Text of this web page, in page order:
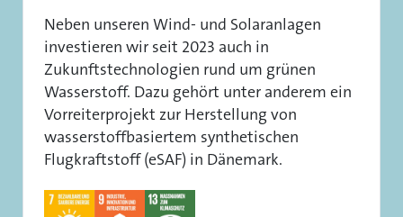
Neben unseren Wind- und Solaranlagen
investieren wir seit 2023 auch in
Zukunftstechnologien rund um grünen
Wasserstoff. Dazu gehört unter anderem ein
Vorreiterprojekt zur Herstellung von
wasserstoffbasiertem synthetischen
Flugkraftstoff (eSAF) in Dänemark.